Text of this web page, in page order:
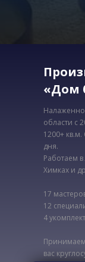
области с
1200+ кв.м.
дня.
Работаем
Химках и
17
12
4
Принимаем
вас
«Дом